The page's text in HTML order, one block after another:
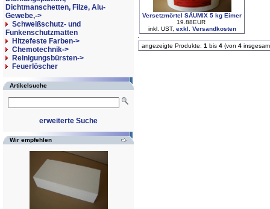
Dichtmanschetten, Filze, Alu-
Gewebe,->
Schweißschutz- und
Funkenschutzmatten
Hitzefeste Farben->
Chemotechnik->
Reinigungsbürsten->
Feuerlöscher
Artikelsuche
erweiterte Suche
Wir empfehlen
Versetzmörtel SÄUMIX 5 kg Eimer
19.88EUR
inkl. UST, exkl. Versandkosten
angezeigte Produkte: 1 bis 4 (von 4